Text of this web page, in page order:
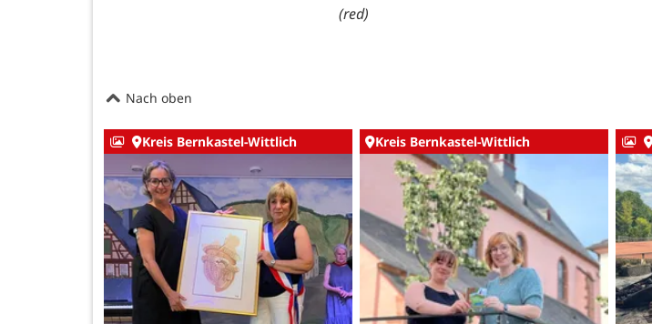
(red)
Nach oben
Kreis Bernkastel-Wittlich Kreis Bernkastel-Wittlich